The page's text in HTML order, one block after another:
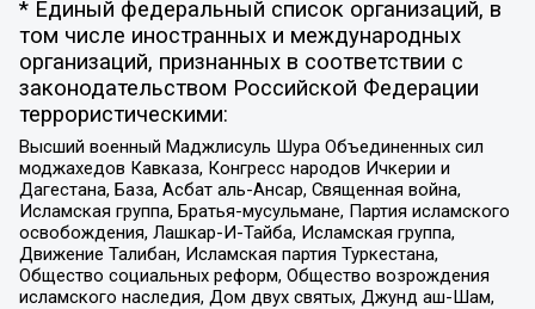
* Единый федеральный список организаций, в
том числе иностранных и международных
организаций, признанных в соответствии с
законодательством Российской Федерации
террористическими:
Высший военный Маджлисуль Шура Объединенных сил
моджахедов Кавказа, Конгресс народов Ичкерии и
Дагестана, База, Асбат аль-Ансар, Священная война,
Исламская группа, Братья-мусульмане, Партия исламского
освобождения, Лашкар-И-Тайба, Исламская группа,
Движение Талибан, Исламская партия Туркестана,
Общество социальных реформ, Общество возрождения
исламского наследия, Дом двух святых, Джунд аш-Шам,